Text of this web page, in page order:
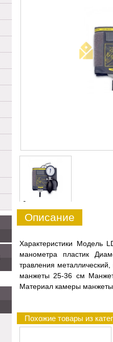
0
Описание
Характеристики Модель
манометра пластик
травления
манжеты 25-36 см
Материал камеры манжеты
Похожие товары из